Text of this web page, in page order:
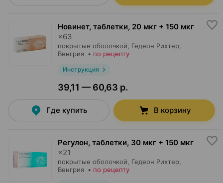
Новинет, таблетки, 20 мкг + 150 мкг
×63
покрытые оболочкой, Гедеон Рихтер
Венгрия • по рецепту
Инструкция
39,11 — 60,63 р.
Где купить В корзину
Регулон, таблетки, 30 мкг + 150 мкг
×21
покрытые оболочкой, Гедеон Рихтер
Венгрия • по рецепту